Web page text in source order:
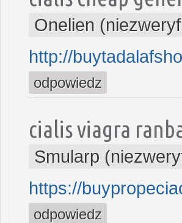
Onelien
http://
odpowiedz
cialis viagra
Smularp
https://
odpowiedz